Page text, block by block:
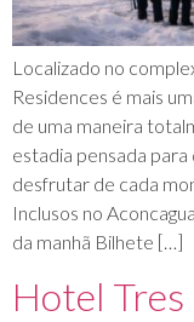
Localizado no
Residences é mais
de uma maneira
estadia pensada
desfrutar de cada
Inclusos no
da manhã Bilhete […]
Hotel